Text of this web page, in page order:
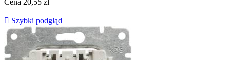
Cena 20,55 zł
 Szybki podgląd